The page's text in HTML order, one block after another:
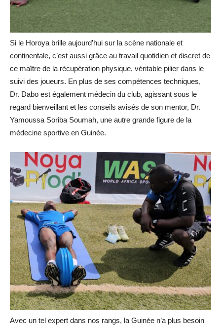
Si le Horoya brille aujourd’hui sur la scène nationale et
continentale, c’est aussi grâce au travail quotidien et discret de
ce maître de la récupération physique, véritable pilier dans le
suivi des joueurs. En plus de ses compétences techniques,
Dr. Dabo est également médecin du club, agissant sous le
regard bienveillant et les conseils avisés de son mentor, Dr.
Yamoussa Soriba Soumah, une autre grande figure de la
médecine sportive en Guinée.
Avec un tel expert dans nos rangs, la Guinée n’a plus besoin